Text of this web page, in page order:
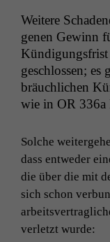
Weit­ere
genen Gewinn
geschlossen;
bräuch­lichen
wie in OR 336a
Solche
dass entwed­er
die über die mit
sich schon
ver­let­zt wurde: